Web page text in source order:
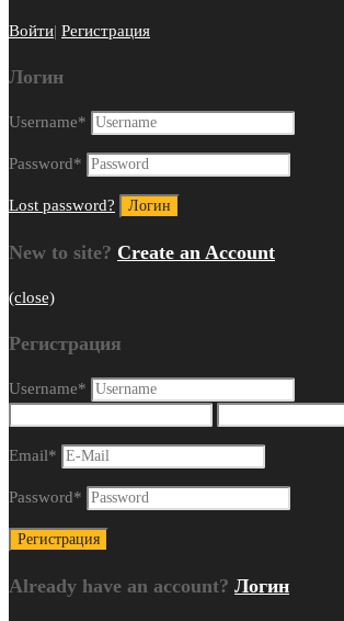
Войти| Регистрация
Логин
Username*
Password*
Lost password?
New to site? Create an Account
(close)
Регистрация
Username*
Email*
Password*
Already have an account? Логин